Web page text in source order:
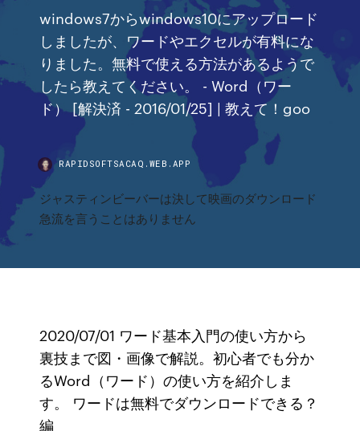
windows7からwindows10にアップロード
しましたが、ワードやエクセルが有料にな
りました。無料で使える方法があるようで
したら教えてください。 - Word（ワー
ド） [解決済 - 2016/01/25] | 教えて！goo
RAPIDSOFTSACAQ.WEB.APP
ジャスティンビーバーは決して映画のダウンロード
急流を言うことはありません
2020/07/01 ワード基本入門の使い方から
裏技まで図・画像で解説。初心者でも分か
るWord（ワード）の使い方を紹介しま
す。 ワードは無料でダウンロードできる？
編